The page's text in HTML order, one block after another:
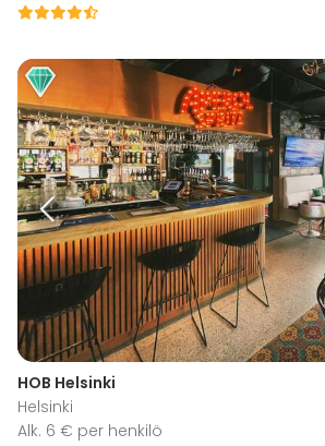
HOB Helsinki
Helsinki
Alk. 6 € per henkilö